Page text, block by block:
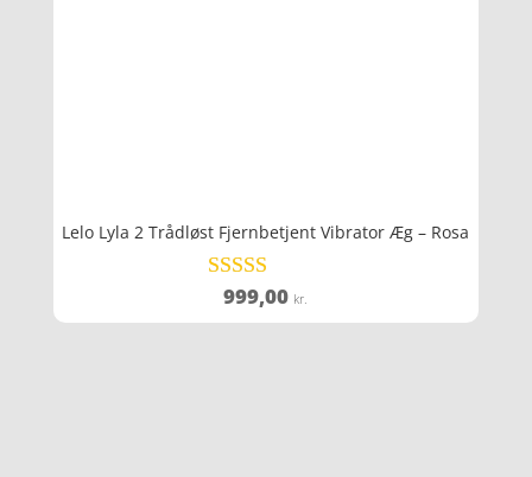
Lelo Lyla 2 Trådløst Fjernbetjent Vibrator Æg – Rosa
Vurderet
4.3
999,00 kr.